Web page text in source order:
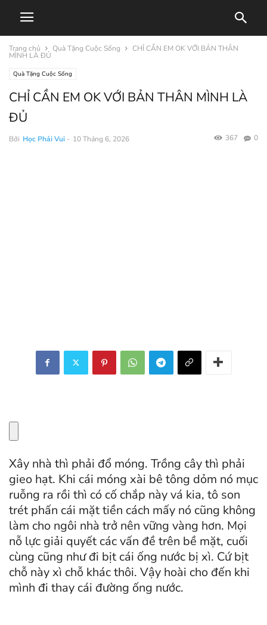
Trang chủ Quà Tặng Cuộc Sống CHỈ CẦN EM OK VỚI BẢN THÂN
MÌNH LÀ ĐỦ
Quà Tặng Cuộc Sống
CHỈ CẦN EM OK VỚI BẢN THÂN MÌNH LÀ
ĐỦ
Bởi Học Phải Vui - 10 Tháng 6, 2026 0
367
Xây nhà thì phải đổ móng. Trồng cây thì phải
gieo hạt. Khi cái móng xài bê tông dỏm nó mục
ruỗng ra rồi thì có cố chắp này vá kia, tô son
trét phấn cái mặt tiền cách mấy nó cũng không
làm cho ngôi nhà trở nên vững vàng hơn. Mọi
nỗ lực giải quyết các vấn đề trên bề mặt, cuối
cùng cũng như đi bịt cái ống nước bị xì. Cứ bịt
chỗ này xì chỗ khác thôi. Vậy hoài cho đến khi
mình đi thay cái đường ống nước.